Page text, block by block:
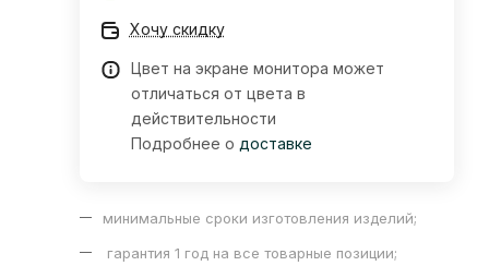
Хочу скидку
Цвет на экране монитора может
отличаться от цвета в
действительности
Подробнее о доставке
минимальные сроки изготовления изделий;
гарантия 1 год на все товарные позиции;